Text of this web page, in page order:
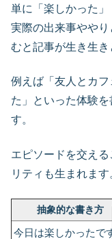
単に「楽しかった」
実際の出来事やや
むと記事が生き生き
例えば「友人とカ
た」といった体験
す。
エピソードを交え
リティも生まれます
抽象的な書き方
今日は楽しかったで